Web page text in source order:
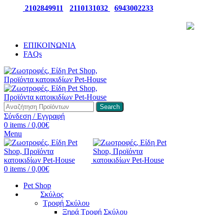
2102849911 2110131032 6943002233
ΕΠΙΚΟΙΝΩΝΙΑ
FAQs
Search
Σύνδεση / Εγγραφή
0 items / 0,00€
Menu
0 items / 0,00€
Pet Shop
Σκύλος
Τροφή Σκύλου
Ξηρά Τροφή Σκύλου